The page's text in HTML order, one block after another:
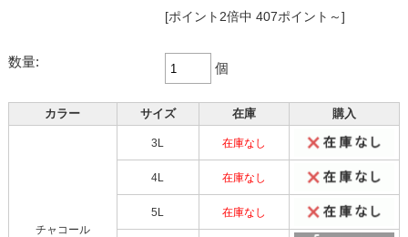
[ポイント2倍中 407ポイント～]
数量: 個
カラー サイズ 在庫 購入
チャコール
3L 在庫なし
4L 在庫なし
5L 在庫なし